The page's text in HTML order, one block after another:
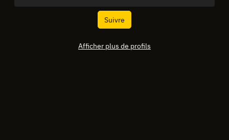
Suivre
Afficher plus de profils